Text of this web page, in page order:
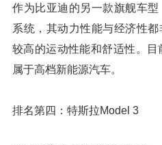
作为比亚迪的另一款旗舰车
系统，其动力性能与经济性
较高的运动性能和舒适性。目
属于高档新能源汽车。
排名第四：特斯拉Model 3